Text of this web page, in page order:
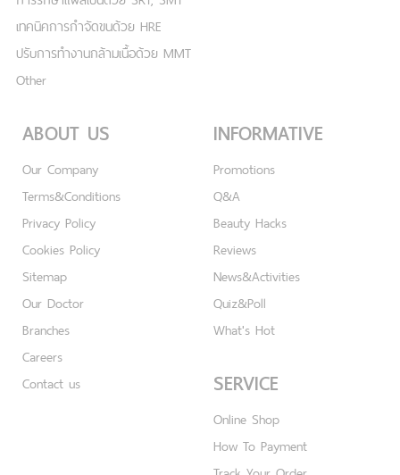
เทคนิคการกำจัดขนด้วย HRE
ปรับการทำงานกล้ามเนื้อด้วย MMT
Other
ABOUT US
Our Company
Terms&Conditions
Privacy Policy
Cookies Policy
Sitemap
Our Doctor
Branches
Careers
Contact us
INFORMATIVE
Promotions
Q&A
Beauty Hacks
Reviews
News&Activities
Quiz&Poll
What's Hot
SERVICE
Online Shop
How To Payment